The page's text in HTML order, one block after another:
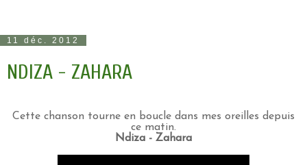
11 déc. 2012
NDIZA - ZAHARA
Cette chanson tourne en boucle dans mes oreilles depuis
ce matin.
Ndiza - Zahara